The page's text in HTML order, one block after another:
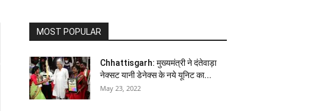
MOST POPULAR
Chhattisgarh: मुख्यमंत्री ने दंतेवाड़ा
नेक्सट यानी डेनेक्स के नये यूनिट का...
May 23, 2022